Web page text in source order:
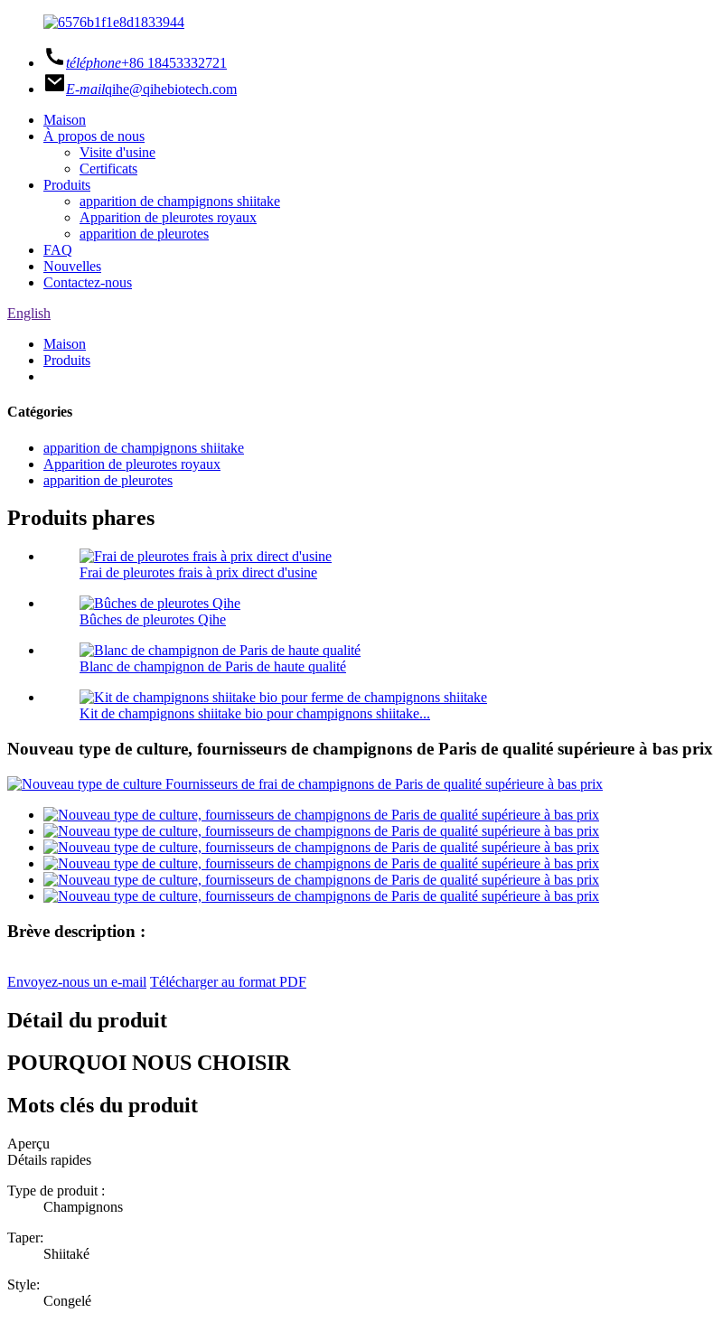
téléphone+86 18453332721
E-mailqihe@qihebiotech.com
Maison
À propos de nous
Visite d'usine
Certificats
Produits
apparition de champignons shiitake
Apparition de pleurotes royaux
apparition de pleurotes
FAQ
Nouvelles
Contactez-nous
English
Maison
Produits
Catégories
apparition de champignons shiitake
Apparition de pleurotes royaux
apparition de pleurotes
Produits phares
Frai de pleurotes frais à prix direct d'usine
Bûches de pleurotes Qihe
Blanc de champignon de Paris de haute qualité
Kit de champignons shiitake bio pour champignons shiitake...
Nouveau type de culture, fournisseurs de champignons de Paris de qualité supérieure à bas prix
Brève description :
Envoyez-nous un e-mail Télécharger au format PDF
Détail du produit
POURQUOI NOUS CHOISIR
Mots clés du produit
Aperçu
Détails rapides
Type de produit :
Champignons
Taper:
Shiitaké
Style:
Congelé